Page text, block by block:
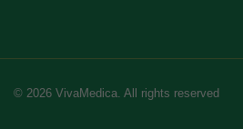
© 2026 VivaMedica. All rights reserved